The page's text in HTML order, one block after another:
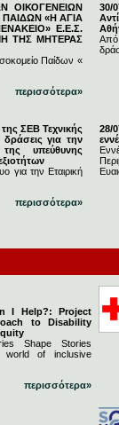
ΟΙΚΟΓΕΝΕΙΩΝ
«Η ΑΓΙΑ
Ε.Ε.Σ.
ΤΗΣ ΜΗΤΕΡΑΣ
Παίδων «
περισσότερα»
30/
Από
ΣΕΒ Τεχνικής
για την
υπεύθυνης
για την Εταιρική
περισσότερα»
28/
I Help?: Project
to Disability
Shape Stories
world of inclusive
περισσότερα»